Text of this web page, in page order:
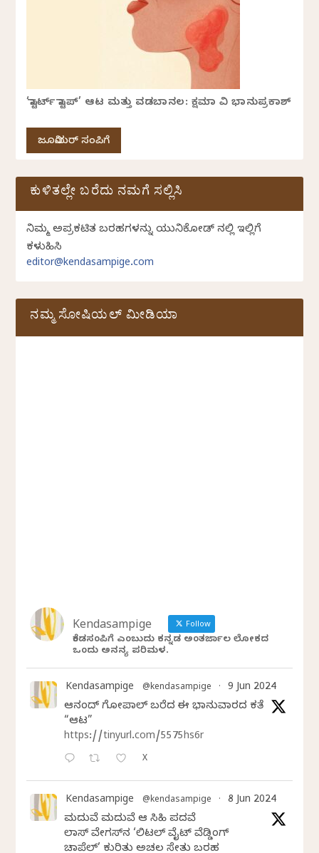
‘ಸ್ಟಾರ್ಟ್ ಸ್ಟಾಪ್’ ಆಟ ಮತ್ತು ವಡಬಾನಲ: ಕ್ಷಮಾ ವಿ ಭಾನುಪ್ರಕಾಶ್
ಜೂನಿಯರ್ ಸಂಪಿಗೆ
ಕುಳಿತಲ್ಲೇ ಬರೆದು ನಮಗೆ ಸಲ್ಲಿಸಿ
ನಿಮ್ಮ ಅಪ್ರಕಟಿತ ಬರಹಗಳನ್ನು ಯುನಿಕೋಡ್ ನಲ್ಲಿ ಇಲ್ಲಿಗೆ
ಕಳುಹಿಸಿ
editor@kendasampige.com
ನಮ್ಮ ಸೋಷಿಯಲ್‌ ಮೀಡಿಯಾ
Kendasampige Follow
ಕೆಂಡಸಂಪಿಗೆ ಎಂಬುದು ಕನ್ನಡ ಅಂತರ್ಜಾಲ ಲೋಕದ
ಒಂದು ಅನನ್ಯ ಪರಿಮಳ.
Kendasampige @kendasampige · 9 Jun 2024
ಆನಂದ್‌ ಗೋಪಾಲ್‌ ಬರೆದ ಈ ಭಾನುವಾರದ ಕತೆ
“ಆಟ”
https://tinyurl.com/5575hs6r
X
Kendasampige @kendasampige · 8 Jun 2024
ಮದುವೆ ಮದುವೆ ಆ ಸಿಹಿ ಪದವೆ
ಲಾಸ್‌ ವೇಗಸ್‌ನ ‘ಲಿಟಲ್ ವೈಟ್ ವೆಡ್ಡಿಂಗ್
ಚಾಪೆಲ್’ ಕುರಿತು ಅಚಲ ಸೇತು ಬರಹ